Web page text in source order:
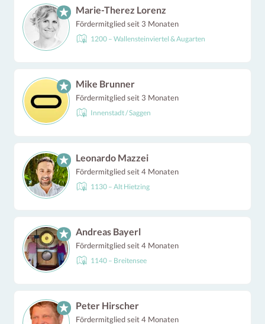
Marie-Therez Lorenz
Fördermitglied seit 3 Monaten
1200 – Wallensteinviertel & Augarten
Mike Brunner
Fördermitglied seit 3 Monaten
Innenstadt / Saggen
Leonardo Mazzei
Fördermitglied seit 4 Monaten
1130 – Alt Hietzing
Andreas Bayerl
Fördermitglied seit 4 Monaten
1140 – Breitensee
Peter Hirscher
Fördermitglied seit 4 Monaten